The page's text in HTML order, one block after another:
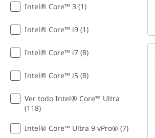
Intel® Core™ 3 (1)
Intel® Core™ i9 (1)
Intel® Core™ i7 (8)
Intel® Core™ i5 (8)
Ver todo Intel® Core™ Ultra
(118)
Intel® Core™ Ultra 9 vPro® (7)